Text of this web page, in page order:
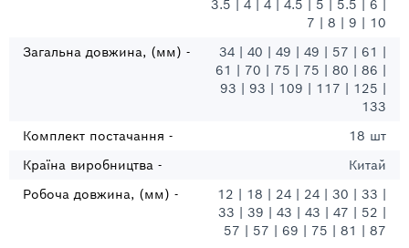
3.5 | 4 | 4 | 4.5 | 5 | 5.5 | 6 |
7 | 8 | 9 | 10
Загальна довжина, (мм) -
34 | 40 | 49 | 49 | 57 | 61 |
61 | 70 | 75 | 75 | 80 | 86 |
93 | 93 | 109 | 117 | 125 |
133
Комплект постачання -
18 шт
Країна виробництва -
Китай
Робоча довжина, (мм) -
12 | 18 | 24 | 24 | 30 | 33 |
33 | 39 | 43 | 43 | 47 | 52 |
57 | 57 | 69 | 75 | 81 | 87